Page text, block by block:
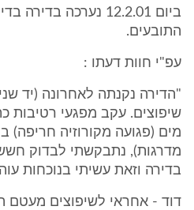
ביום 12.2.01 נערכה
התובעים.
עפ"י חוות דעתו :
"הדירה נקנתה לאחרונה (יד
שיפוצים. עקב מפגעי רטיבות
מים (פגועה מקורוזיה
מדרגות), נתבקשתי לבדוק
בדירה וזאת עשיתי בנוכחות
דוד - אחראי לשיפוצים מעטם